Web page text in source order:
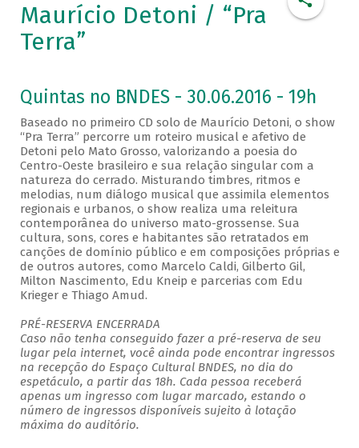
Maurício Detoni / “Pra
Terra”
Quintas no BNDES - 30.06.2016 - 19h
Baseado no primeiro CD solo de Maurício Detoni, o show
“Pra Terra” percorre um roteiro musical e afetivo de
Detoni pelo Mato Grosso, valorizando a poesia do
Centro-Oeste brasileiro e sua relação singular com a
natureza do cerrado. Misturando timbres, ritmos e
melodias, num diálogo musical que assimila elementos
regionais e urbanos, o show realiza uma releitura
contemporânea do universo mato-grossense. Sua
cultura, sons, cores e habitantes são retratados em
canções de domínio público e em composições próprias e
de outros autores, como Marcelo Caldi, Gilberto Gil,
Milton Nascimento, Edu Kneip e parcerias com Edu
Krieger e Thiago Amud.
PRÉ-RESERVA ENCERRADA
Caso não tenha conseguido fazer a pré-reserva de seu
lugar pela internet, você ainda pode encontrar ingressos
na recepção do Espaço Cultural BNDES, no dia do
espetáculo, a partir das 18h. Cada pessoa receberá
apenas um ingresso com lugar marcado, estando o
número de ingressos disponíveis sujeito à lotação
máxima do auditório.